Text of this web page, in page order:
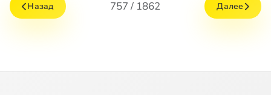
Назад 757 / 1862 Далее